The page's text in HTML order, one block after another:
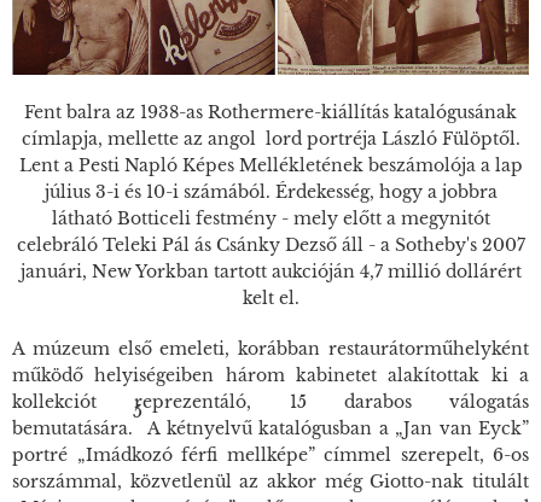
Fent balra az 1938-as Rothermere-kiállítás katalógusának
címlapja, mellette az angol lord portréja László Fülöptől.
Lent a Pesti Napló Képes Mellékletének beszámolója a lap
július 3-i és 10-i számából. Érdekesség, hogy a jobbra
látható Botticeli festmény - mely előtt a megynitót
celebráló Teleki Pál ás Csánky Dezső áll - a Sotheby's 2007
januári, New Yorkban tartott aukcióján 4,7 millió dollárért
kelt el.
A múzeum első emeleti, korábban restaurátorműhelyként
működő helyiségeiben három kabinetet alakítottak ki a
kollekciót reprezentáló, 15 darabos válogatás
bemutatására.
5
A kétnyelvű katalógusban a „Jan van Eyck”
portré „Imádkozó férfi mellképe” címmel szerepelt, 6-os
sorszámmal, közvetlenül az akkor még Giotto-nak titulált